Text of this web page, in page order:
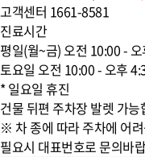
고객센터 1661-8581
진료시간
평일(월~금)오전 10:00 -
토요일 오전 10:00 - 오후
* 일요일 휴진
건물 뒤편 주차장 발렛 가
※ 차 종에 따라 주차에 어
필요시 대표번호로 문의바